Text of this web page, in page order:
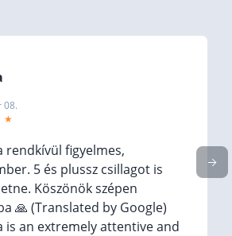
Legjobb befektetés
Részvény vásárlás
TBSZ számla
ETF
Gyermek megtakarítás
08.
rendkívül figyelmes,
5 és plussz csillagot is
Köszönök szépen
🙏 (Translated by Google)
is an extremely attentive and